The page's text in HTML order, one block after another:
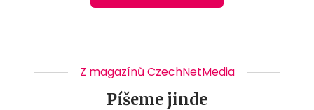
Z magazínů CzechNetMedia
Píšeme jinde